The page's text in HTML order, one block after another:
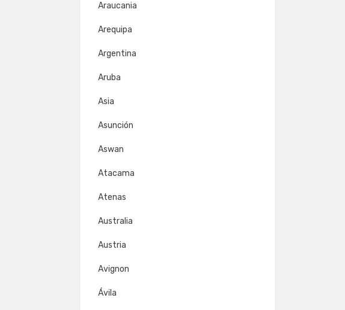
Araucania
Arequipa
Argentina
Aruba
Asia
Asunción
Aswan
Atacama
Atenas
Australia
Austria
Avignon
Ávila